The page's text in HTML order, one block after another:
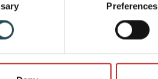
Preferences
schnell